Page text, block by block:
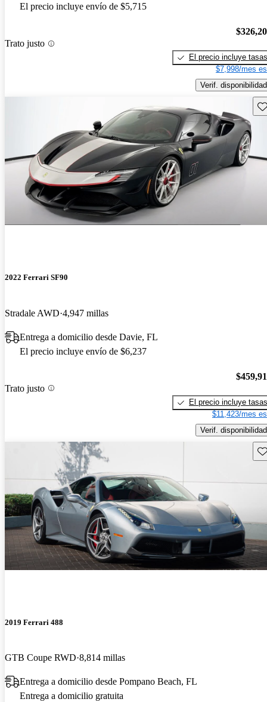
El precio incluye envío de $5,715
Trato justo
El precio incluye tasas
$7,998/mes
Verif. disponibilidad
2022 Ferrari SF90
Stradale AWD 4,947 millas
Entrega a domicilio desde Davie, FL
El precio incluye envío de $6,237
Trato justo
El precio incluye tasas
$11,423/mes
Verif. disponibilidad
2019 Ferrari 488
GTB Coupe RWD 8,814 millas
Entrega a domicilio desde Pompano Beach, FL
Entrega a domicilio gratuita